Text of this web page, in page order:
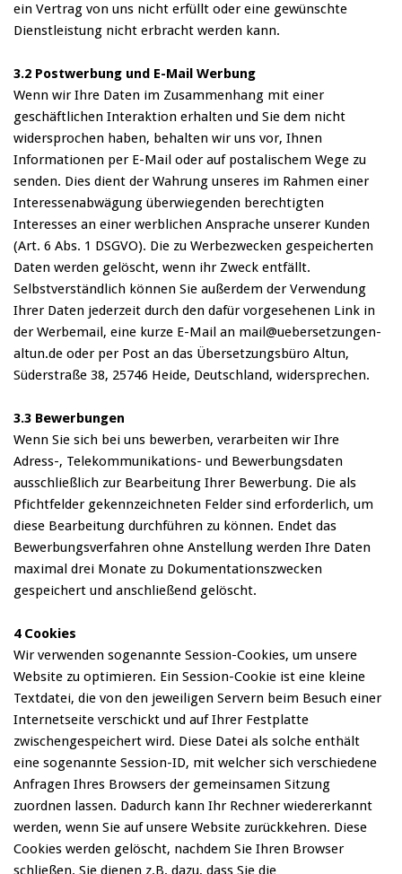
ein Vertrag von uns nicht erfüllt oder eine gewünschte
Dienstleistung nicht erbracht werden kann.
3.2 Postwerbung und E-Mail Werbung
Wenn wir Ihre Daten im Zusammenhang mit einer
geschäftlichen Interaktion erhalten und Sie dem nicht
widersprochen haben, behalten wir uns vor, Ihnen
Informationen per E-Mail oder auf postalischem Wege zu
senden. Dies dient der Wahrung unseres im Rahmen einer
Interessenabwägung überwiegenden berechtigten
Interesses an einer werblichen Ansprache unserer Kunden
(Art. 6 Abs. 1 DSGVO). Die zu Werbezwecken gespeicherten
Daten werden gelöscht, wenn ihr Zweck entfällt.
Selbstverständlich können Sie außerdem der Verwendung
Ihrer Daten jederzeit durch den dafür vorgesehenen Link in
der Werbemail, eine kurze E-Mail an mail@uebersetzungen-
altun.de oder per Post an das Übersetzungsbüro Altun,
Süderstraße 38, 25746 Heide, Deutschland, widersprechen.
3.3 Bewerbungen
Wenn Sie sich bei uns bewerben, verarbeiten wir Ihre
Adress-, Telekommunikations- und Bewerbungsdaten
ausschließlich zur Bearbeitung Ihrer Bewerbung. Die als
Pfichtfelder gekennzeichneten Felder sind erforderlich, um
diese Bearbeitung durchführen zu können. Endet das
Bewerbungsverfahren ohne Anstellung werden Ihre Daten
maximal drei Monate zu Dokumentationszwecken
gespeichert und anschließend gelöscht.
4 Cookies
Wir verwenden sogenannte Session-Cookies, um unsere
Website zu optimieren. Ein Session-Cookie ist eine kleine
Textdatei, die von den jeweiligen Servern beim Besuch einer
Internetseite verschickt und auf Ihrer Festplatte
zwischengespeichert wird. Diese Datei als solche enthält
eine sogenannte Session-ID, mit welcher sich verschiedene
Anfragen Ihres Browsers der gemeinsamen Sitzung
zuordnen lassen. Dadurch kann Ihr Rechner wiedererkannt
werden, wenn Sie auf unsere Website zurückkehren. Diese
Cookies werden gelöscht, nachdem Sie Ihren Browser
schließen. Sie dienen z.B. dazu, dass Sie die